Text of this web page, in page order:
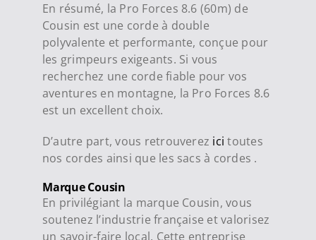
En résumé, la Pro Forces 8.6 (60m) de
Cousin est une corde à double
polyvalente et performante, conçue pour
les grimpeurs exigeants. Si vous
recherchez une corde fiable pour vos
aventures en montagne, la Pro Forces 8.6
est un excellent choix.
D’autre part, vous retrouverez ici toutes
nos cordes ainsi que les sacs à cordes .
Marque Cousin
En privilégiant la marque Cousin, vous
soutenez l’industrie française et valorisez
un savoir-faire local. Cette entreprise